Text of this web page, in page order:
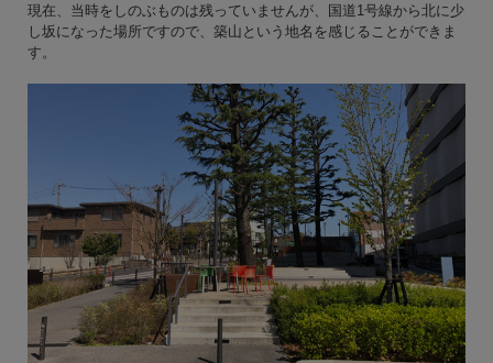
現在、当時をしのぶものは残っていませんが、国道1号線から北に少
し坂になった場所ですので、築山という地名を感じることができま
す。